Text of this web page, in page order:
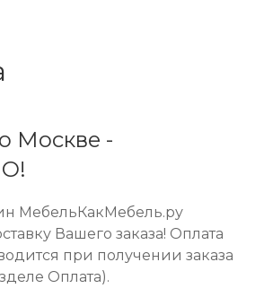
Москве -
МебельКакМебель.ру
Вашего заказа! Оплата
при получении заказа
Оплата).